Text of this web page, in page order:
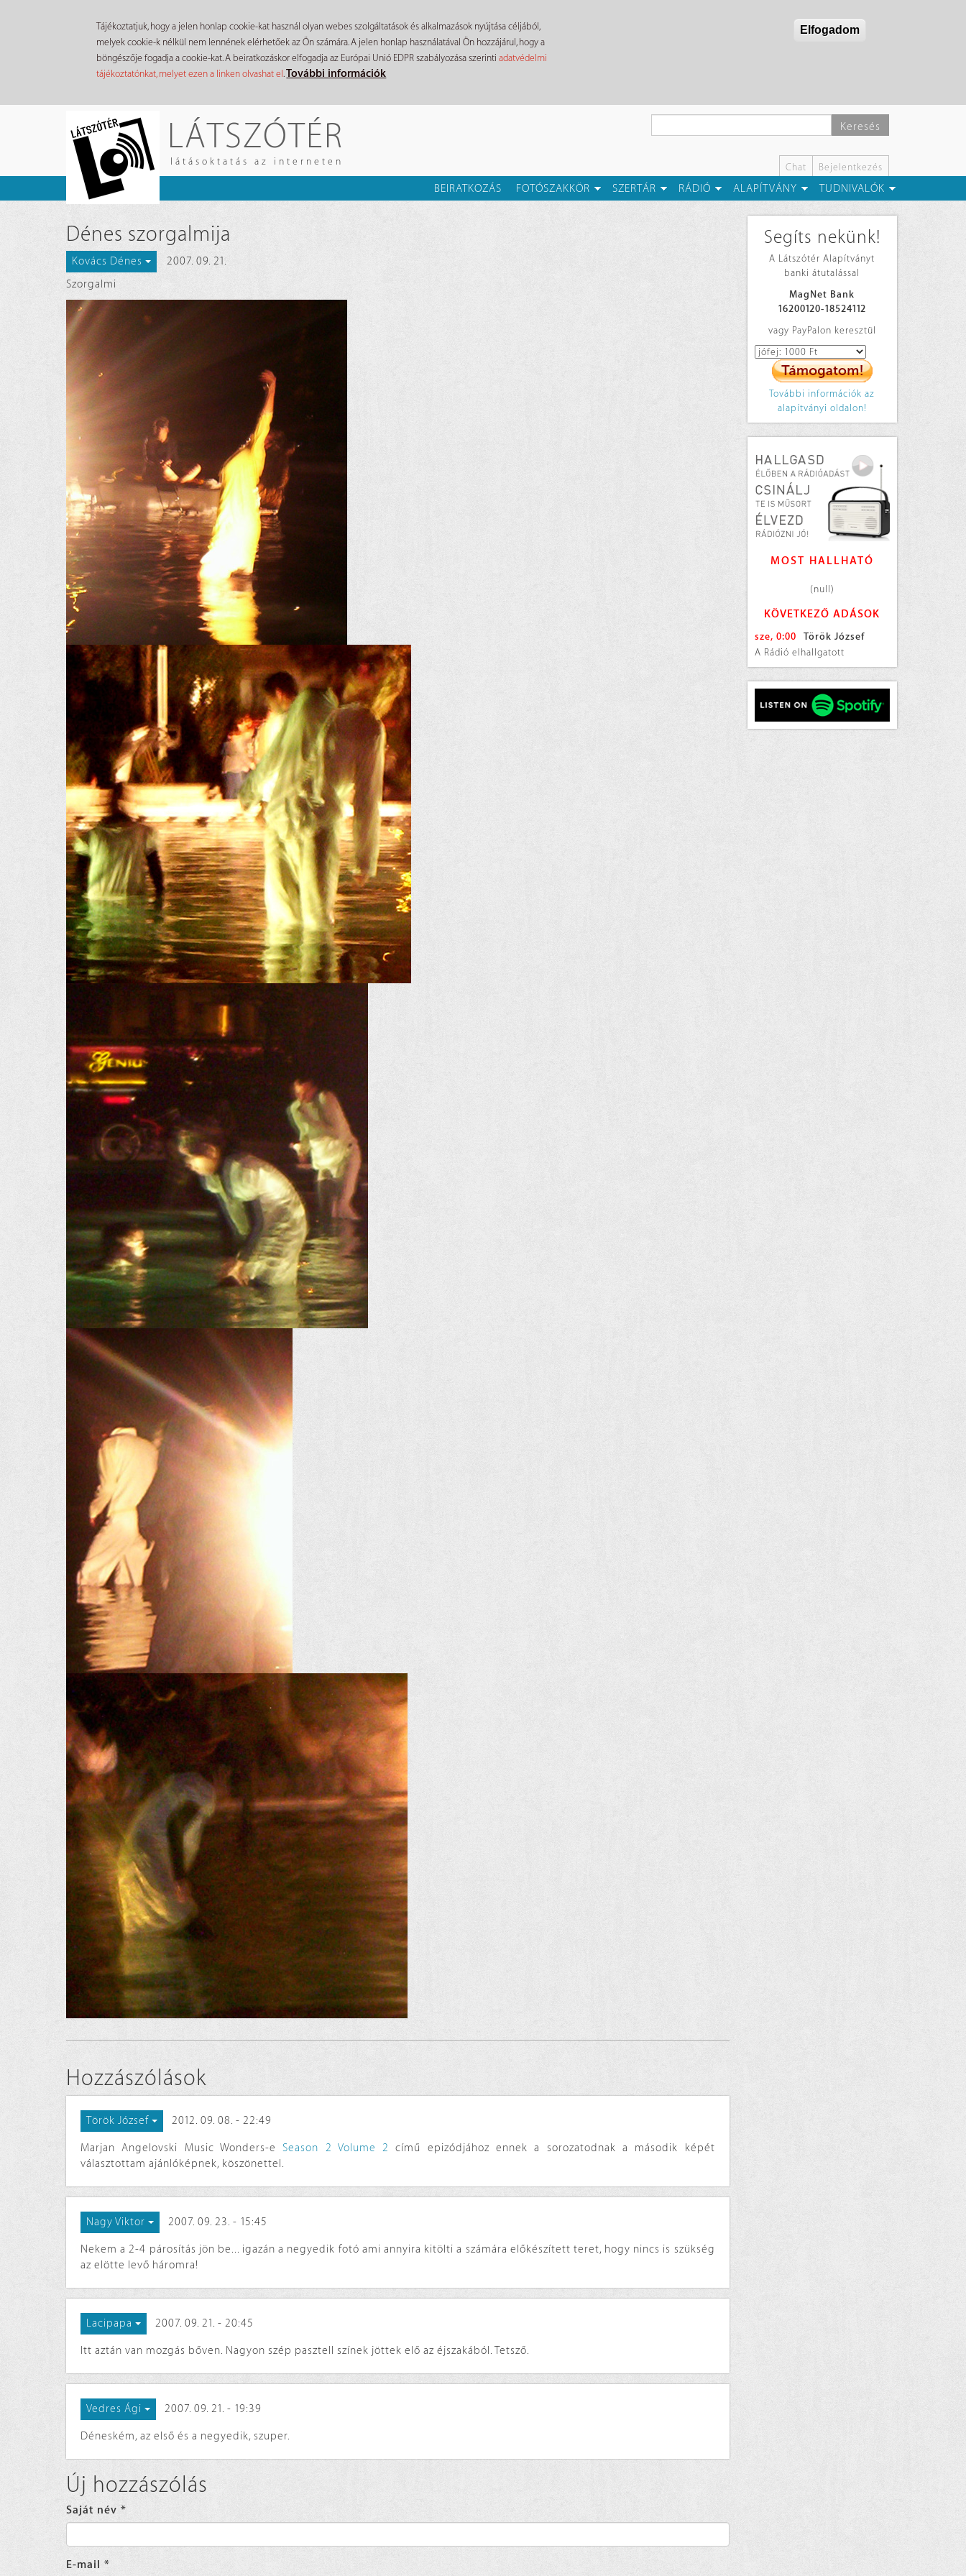
Tájékoztatjuk, hogy a jelen honlap cookie-kat használ olyan webes szolgáltatások és alkalmazások nyújtása céljából,
melyek cookie-k nélkül nem lennének elérhetőek az Ön számára. A jelen honlap használatával Ön hozzájárul, hogy a
böngészője fogadja a cookie-kat. A beiratkozáskor elfogadja az Európai Unió EDPR szabályozása szerintiadatvédelmi
tájékoztatónkat, melyet ezen a linken olvashat el.További információk
Elfogadom
LÁTSZÓTÉR
látásoktatás az interneten
Keresés
Chat Bejelentkezés
BEIRATKOZÁS FOTÓSZAKKÖR SZERTÁR RÁDIÓ ALAPÍTVÁNY TUDNIVALÓK
Dénes szorgalmija
Kovács Dénes
2007. 09. 21.
Szorgalmi
Hozzászólások
Török József 2012. 09. 08. - 22:49
Marjan Angelovski Music Wonders-e Season 2 Volume 2
című epizódjához ennek a sorozatodnak a második képét
választottam ajánlóképnek, köszönettel.
Nagy Viktor 2007. 09. 23. - 15:45
Nekem a 2-4 párosítás jön be... igazán a negyedik fotó ami annyira kitölti a számára előkészített teret, hogy nincs is szükség
az elötte levő háromra!
Lacipapa 2007. 09. 21. - 20:45
Itt aztán van mozgás bőven. Nagyon szép pasztell színek jöttek elő az éjszakából. Tetsző.
Vedres Ági 2007. 09. 21. - 19:39
Déneském, az első és a negyedik, szuper.
Új hozzászólás
Saját név *
E-mail *
Segíts nekünk!
A Látszótér Alapítványt
banki átutalással
MagNet Bank
16200120-18524112
vagy PayPalon keresztül
További információk az
alapítványi oldalon!
MOST HALLHATÓ
(null)
KÖVETKEZŐ ADÁSOK
sze, 0:00
Török József
A Rádió elhallgatott